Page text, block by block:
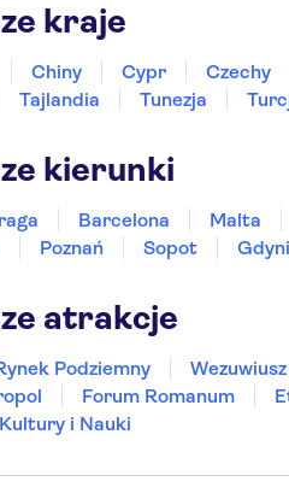
kraje
Chiny Cypr Czechy
Tajlandia Tunezja
kierunki
Barcelona Malta
Poznań Sopot
atrakcje
Podziemny Wezuwiusz
Forum Romanum
Kultury i Nauki